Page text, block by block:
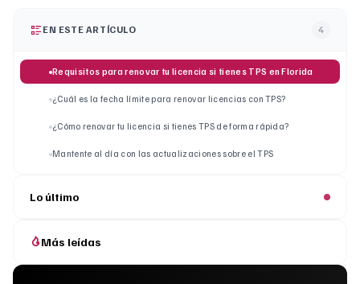
EN ESTE ARTÍCULO 4
Requisitos para renovar tu licencia si tienes TPS en Florida
¿Cuál es la fecha límite para renovar licencias con TPS?
¿Cómo renovar tu licencia si tienes TPS de forma rápida?
Mantente al día con las actualizaciones sobre el TPS
Lo último
Más leídas